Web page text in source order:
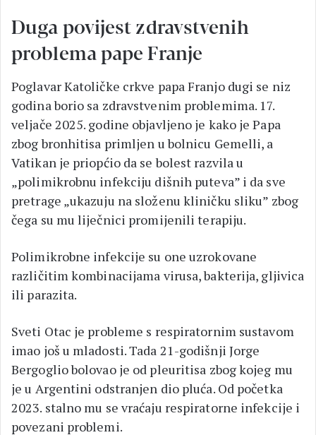
Duga povijest zdravstvenih
problema pape Franje
Poglavar Katoličke crkve papa Franjo dugi se niz
godina borio sa zdravstvenim problemima. 17.
veljače 2025. godine objavljeno je kako je Papa
zbog bronhitisa primljen u bolnicu Gemelli, a
Vatikan je priopćio da se bolest razvila u
„polimikrobnu infekciju dišnih puteva” i da sve
pretrage „ukazuju na složenu kliničku sliku” zbog
čega su mu liječnici promijenili terapiju.
Polimikrobne infekcije su one uzrokovane
različitim kombinacijama virusa, bakterija, gljivica
ili parazita.
Sveti Otac je probleme s respiratornim sustavom
imao još u mladosti. Tada 21-godišnji Jorge
Bergoglio bolovao je od pleuritisa zbog kojeg mu
je u Argentini odstranjen dio pluća. Od početka
2023. stalno mu se vraćaju respiratorne infekcije i
povezani problemi.